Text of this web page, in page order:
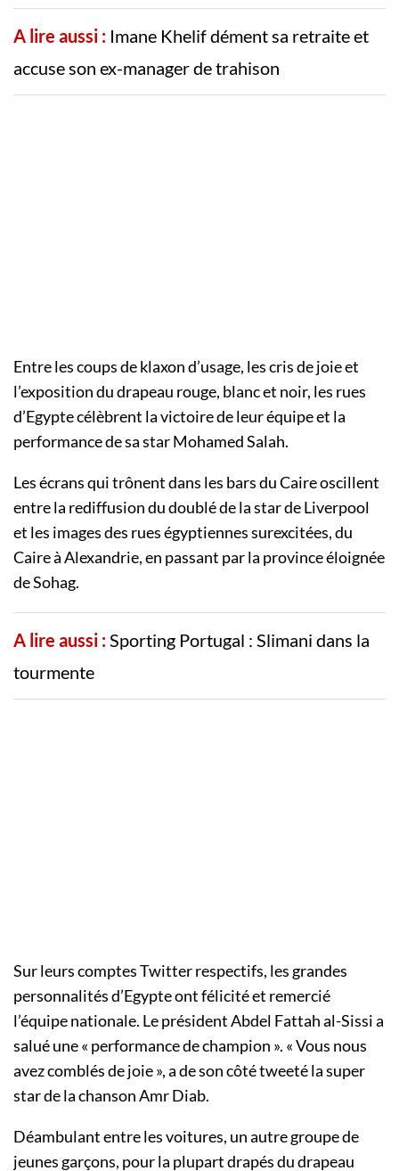
A lire aussi : Imane Khelif dément sa retraite et
accuse son ex-manager de trahison
Entre les coups de klaxon d’usage, les cris de joie et
l’exposition du drapeau rouge, blanc et noir, les rues
d’Egypte célèbrent la victoire de leur équipe et la
performance de sa star Mohamed Salah.
Les écrans qui trônent dans les bars du Caire oscillent
entre la rediffusion du doublé de la star de Liverpool
et les images des rues égyptiennes surexcitées, du
Caire à Alexandrie, en passant par la province éloignée
de Sohag.
A lire aussi : Sporting Portugal : Slimani dans la
tourmente
Sur leurs comptes Twitter respectifs, les grandes
personnalités d’Egypte ont félicité et remercié
l’équipe nationale. Le président Abdel Fattah al-Sissi a
salué une « performance de champion ». « Vous nous
avez comblés de joie », a de son côté tweeté la super
star de la chanson Amr Diab.
Déambulant entre les voitures, un autre groupe de
jeunes garçons, pour la plupart drapés du drapeau